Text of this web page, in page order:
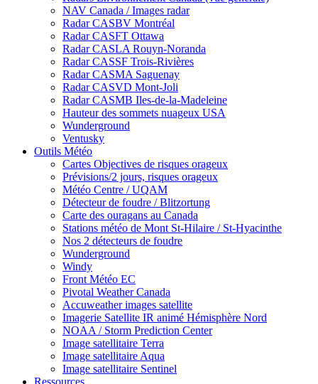
NAV Canada / Images radar
Radar CASBV Montréal
Radar CASFT Ottawa
Radar CASLA Rouyn-Noranda
Radar CASSF Trois-Rivières
Radar CASMA Saguenay
Radar CASVD Mont-Joli
Radar CASMB Iles-de-la-Madeleine
Hauteur des sommets nuageux USA
Wunderground
Ventusky
Outils Météo
Cartes Objectives de risques orageux
Prévisions/2 jours, risques orageux
Météo Centre / UQAM
Détecteur de foudre / Blitzortung
Carte des ouragans au Canada
Stations météo de Mont St-Hilaire / St-Hyacinthe
Nos 2 détecteurs de foudre
Wunderground
Windy
Front Météo EC
Pivotal Weather Canada
Accuweather images satellite
Imagerie Satellite IR animé Hémisphère Nord
NOAA / Storm Prediction Center
Image satellitaire Terra
Image satellitaire Aqua
Image satellitaire Sentinel
Ressources